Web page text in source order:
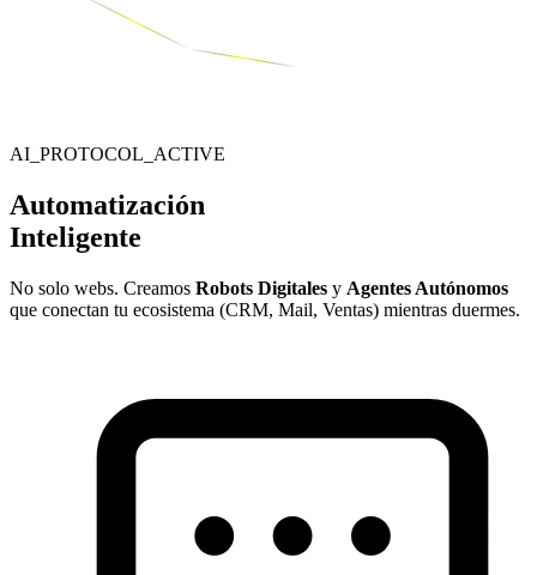
AI_PROTOCOL_ACTIVE
Automatización
Inteligente
No solo webs. Creamos Robots Digitales y Agentes Autónomos
que conectan tu ecosistema (CRM, Mail, Ventas) mientras duermes.